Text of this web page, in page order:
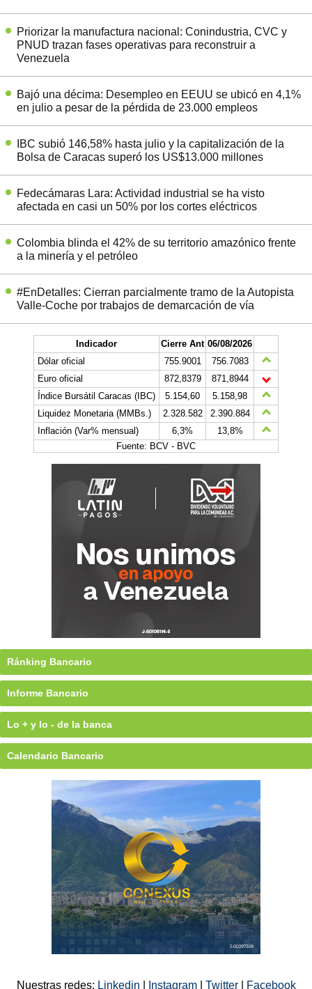
Priorizar la manufactura nacional: Conindustria, CVC y
PNUD trazan fases operativas para reconstruir a
Venezuela
Bajó una décima: Desempleo en EEUU se ubicó en 4,1%
en julio a pesar de la pérdida de 23.000 empleos
IBC subió 146,58% hasta julio y la capitalización de la
Bolsa de Caracas superó los US$13.000 millones
Fedecámaras Lara: Actividad industrial se ha visto
afectada en casi un 50% por los cortes eléctricos
Colombia blinda el 42% de su territorio amazónico frente
a la minería y el petróleo
#EnDetalles: Cierran parcialmente tramo de la Autopista
Valle-Coche por trabajos de demarcación de vía
Indicador Cierre Ant 06/08/2026
Dólar oficial
755.9001
756.7083
Euro oficial
872,8379
871,8944
Índice Bursátil Caracas (IBC)
5.154,60
5.158,98
Liquidez Monetaria (MMBs.)
2.328.582
2.390.884
Inflación (Var% mensual)
6,3%
13,8%
Fuente: BCV - BVC
Ránking Bancario
Informe Bancario
Lo + y lo - de la banca
Calendario Bancario
Nuestras redes: Linkedin Instagram Twitter Facebook